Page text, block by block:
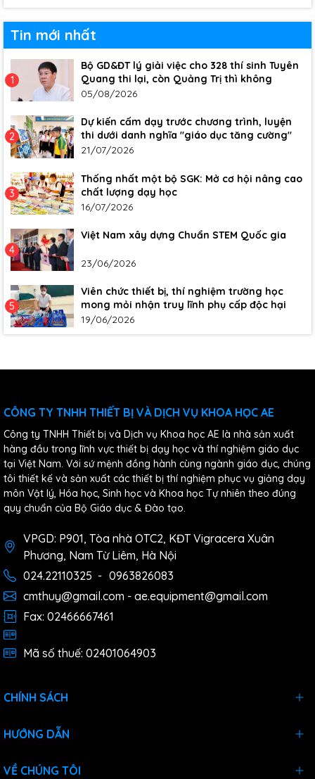
Tin mới nhất
1
Bộ GD&ĐT lý giải việc cho 328 thí sinh Tuyên
Quang thi lại, còn Quảng Trị thì không
05/08/2026
2
Dự kiến cấm dạy trước chương trình, luyện
thi dưới danh nghĩa "giáo dục tăng cường"
21/07/2026
3
Thống nhất một bộ SGK: Mở cơ hội nâng cao
chất lượng dạy học
16/07/2026
4
Việt Nam xây dựng Chuẩn STEM Quốc gia
23/06/2026
5
Viên chức thiết bị, thí nghiệm trường học
mong mỏi nhận truy lĩnh phụ cấp độc hại
19/06/2026
CÔNG TY TNHH THIẾT BỊ VÀ DỊCH VỤ KHOA HỌC AE
Công ty TNHH Thiết bị và Dịch vụ Khoa học AE là nhà sản xuất
hàng đầu trong lĩnh vực thiết bị dạy học và thí nghiệm giáo dục
tại Việt Nam. Với sứ mệnh đồng hành cùng ngành giáo dục, chúng
tôi thiết kế và sản xuất các thiết bị thí nghiệm phục vụ giảng dạy
môn Vật lý, Hóa học, Sinh học và Khoa học Tự nhiên theo đúng
quy chuẩn của Bộ Giáo dục & Đào tạo.
VPGD: P901, Tòa nhà OTC2, KĐT Vigracera Xuân
Phương, Nam Từ Liêm, Hà Nội
024.22110325 - 0963826083
cmthuy@gmail.com - ae.equipment@gmail.com
Fax: 02466667461
Mã số thuế: 02401064903
CHÍNH SÁCH
HƯỚNG DẪN
VỀ CHÚNG TÔI